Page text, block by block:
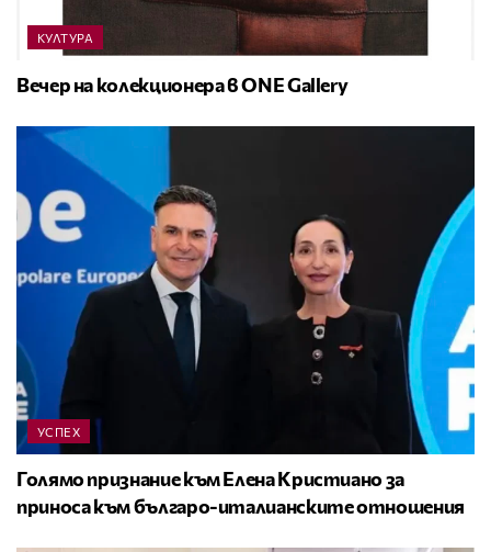
КУЛТУРА
Вечер на колекционера в ONE Gallery
УСПЕХ
Голямо признание към Елена Кристиано за
приноса към българо-италианските отношения